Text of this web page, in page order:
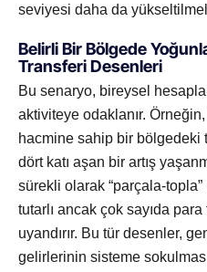
seviyesi daha da
Belirli Bir Bölgede
Transferi Desenleri
Bu senaryo, bireysel
aktiviteye odaklanır.
hacmine sahip bir
dört katı aşan bir artış
sürekli olarak “parçala-
tutarlı ancak çok sayıda
uyandırır. Bu tür desenler,
gelirlerinin sisteme